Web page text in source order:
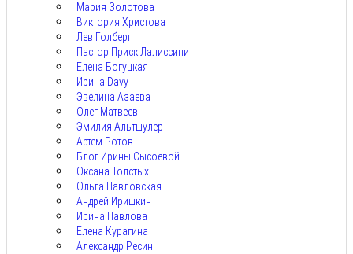
Мария Золотова
Виктория Христова
Лев Голберг
Пастор Приск Лалиссини
Елена Богуцкая
Ирина Davy
Эвелина Азаева
Олег Матвеев
Эмилия Альтшулер
Артем Ротов
Блог Ирины Сысоевой
Оксана Толстых
Ольга Павловская
Андрей Иришкин
Ирина Павлова
Елена Курагина
Александр Ресин